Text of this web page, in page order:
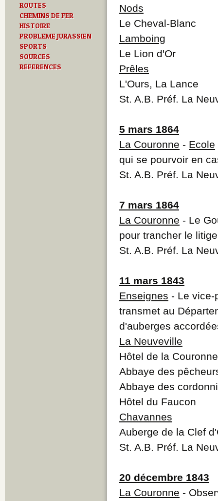
ROUTES
CHEMINS DE FER
HISTOIRE
PROBLEME JURASSIEN
SPORTS
SOURCES
REFERENCES
Nods
Le Cheval-Blanc
Lamboing
Le Lion d'Or
Prêles
L'Ours, La Lance
St. A.B. Préf. La
5 mars 1864
La Couronne - Ecole
qui se pourvoir en
St. A.B. Préf. La
7 mars 1864
La Couronne - Le
pour trancher le
St. A.B. Préf. La
11 mars 1843
Enseignes - Le vice-
transmet au
d'auberges
La Neuveville
Hôtel de la Couronne
Abbaye des
Abbaye des
Hôtel du Faucon
Chavannes
Auberge de la Clef
St. A.B. Préf. La
20 décembre 1843
La Couronne -